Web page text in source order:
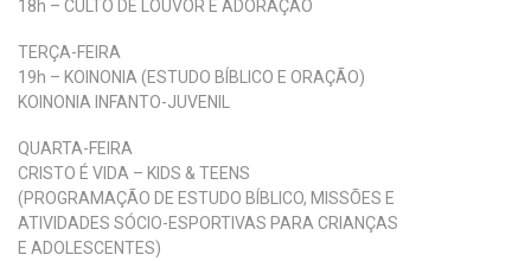
18h – CULTO DE LOUVOR E ADORAÇÃO
TERÇA-FEIRA
19h – KOINONIA (ESTUDO BÍBLICO E ORAÇÃO)
KOINONIA INFANTO-JUVENIL
QUARTA-FEIRA
CRISTO É VIDA – KIDS & TEENS
(PROGRAMAÇÃO DE ESTUDO BÍBLICO, MISSÕES E
ATIVIDADES SÓCIO-ESPORTIVAS PARA CRIANÇAS
E ADOLESCENTES)